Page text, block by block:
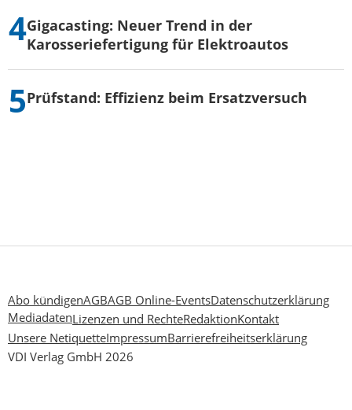
Gigacasting: Neuer Trend in der
Karosseriefertigung für Elektroautos
Prüfstand: Effizienz beim Ersatzversuch
Abo kündigenAGBAGB Online-EventsDatenschutzerklärung
MediadatenLizenzen und RechteRedaktionKontakt
Unsere NetiquetteImpressumBarrierefreiheitserklärung
VDI Verlag GmbH 2026